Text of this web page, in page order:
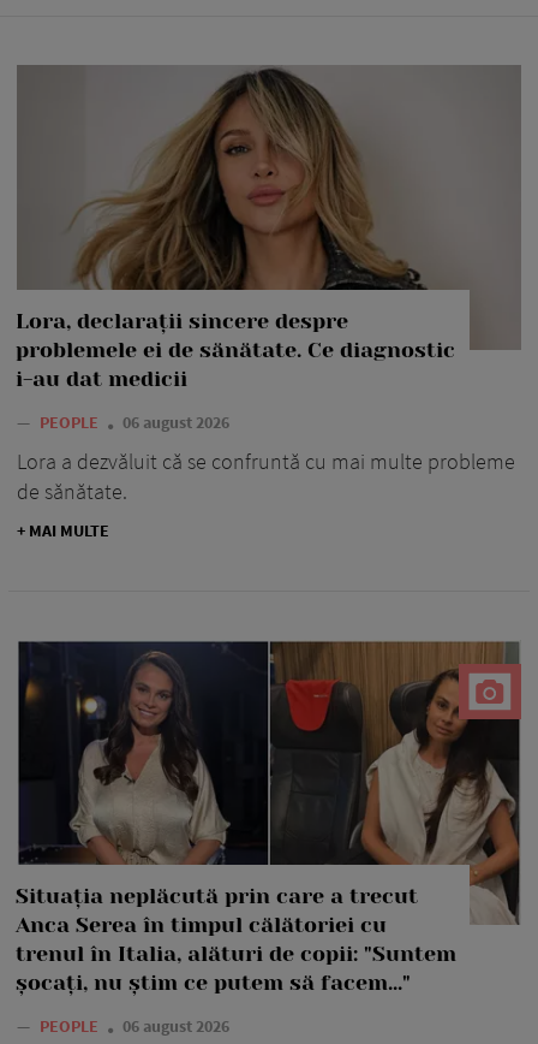
Lora, declarații sincere despre
problemele ei de sănătate. Ce diagnostic
i-au dat medicii
— PEOPLE 06 august 2026
Lora a dezvăluit că se confruntă cu mai multe probleme
de sănătate.
+ MAI MULTE
Situația neplăcută prin care a trecut
Anca Serea în timpul călătoriei cu
trenul în Italia, alături de copii: "Suntem
șocați, nu știm ce putem să facem..."
— PEOPLE 06 august 2026